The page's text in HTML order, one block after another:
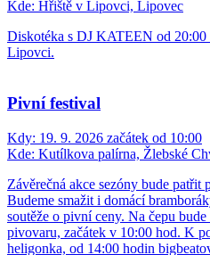
Kde: Hřiště v Lipovci, Lipovec
Diskotéka s DJ KATEEN od 20:00
Lipovci.
Pivní festival
Kdy: 19. 9. 2026 začátek od 10:00
Kde: Kutílkova palírna, Žlebské
Závěrečná akce sezóny bude patřit
Budeme smažit i domácí
soutěže o pivní ceny. Na čepu
pivovaru, začátek v 10:00 hod. K
heligonka, od 14:00 hodin